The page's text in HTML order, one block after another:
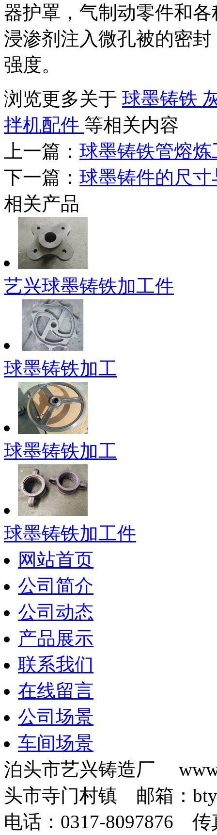
器护罩，气制动零件和
浸渗剂注入微孔被的密
强度。
浏览更多关于 球墨铸铁
拌机配件 等相关内容
上一篇： 球墨铸铁管熔
下一篇： 球墨铸件的尺
相关产品
艺兴球墨铸铁加工件
球墨铸铁加工
球墨铸铁加工
球墨铸铁加工件
网站首页
公司简介
公司动态
产品展示
联系我们
在线留言
公司场景
车间场景
泊头市艺兴铸造厂
头市寺门村镇 邮箱：
电话：0317-8097876